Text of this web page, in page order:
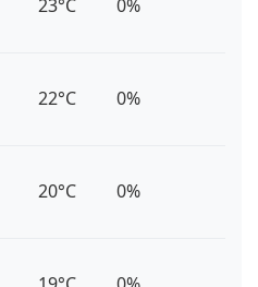
23°C 0%
22°C 0%
20°C 0%